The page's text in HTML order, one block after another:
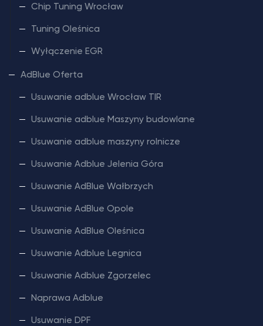
Chip Tuning Wrocław
Tuning Oleśnica
Wyłączenie EGR
AdBlue Oferta
Usuwanie adblue Wrocław TIR
Usuwanie adblue Maszyny budowlane
Usuwanie adblue maszyny rolnicze
Usuwanie Adblue Jelenia Góra
Usuwanie AdBlue Wałbrzych
Usuwanie AdBlue Opole
Usuwanie AdBlue Oleśnica
Usuwanie Adblue Legnica
Usuwanie Adblue Zgorzelec
Naprawa Adblue
Usuwanie DPF